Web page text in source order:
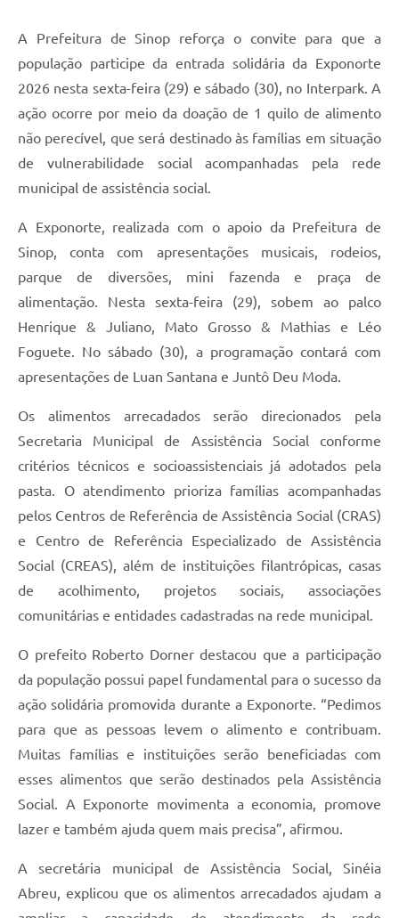
A Prefeitura de Sinop reforça o convite para que a
população participe da entrada solidária da Exponorte
2026 nesta sexta-feira (29) e sábado (30), no Interpark. A
ação ocorre por meio da doação de 1 quilo de alimento
não perecível, que será destinado às famílias em situação
de vulnerabilidade social acompanhadas pela rede
municipal de assistência social.
A Exponorte, realizada com o apoio da Prefeitura de
Sinop, conta com apresentações musicais, rodeios,
parque de diversões, mini fazenda e praça de
alimentação. Nesta sexta-feira (29), sobem ao palco
Henrique & Juliano, Mato Grosso & Mathias e Léo
Foguete. No sábado (30), a programação contará com
apresentações de Luan Santana e Juntô Deu Moda.
Os alimentos arrecadados serão direcionados pela
Secretaria Municipal de Assistência Social conforme
critérios técnicos e socioassistenciais já adotados pela
pasta. O atendimento prioriza famílias acompanhadas
pelos Centros de Referência de Assistência Social (CRAS)
e Centro de Referência Especializado de Assistência
Social (CREAS), além de instituições filantrópicas, casas
de acolhimento, projetos sociais, associações
comunitárias e entidades cadastradas na rede municipal.
O prefeito Roberto Dorner destacou que a participação
da população possui papel fundamental para o sucesso da
ação solidária promovida durante a Exponorte. “Pedimos
para que as pessoas levem o alimento e contribuam.
Muitas famílias e instituições serão beneficiadas com
esses alimentos que serão destinados pela Assistência
Social. A Exponorte movimenta a economia, promove
lazer e também ajuda quem mais precisa”, afirmou.
A secretária municipal de Assistência Social, Sinéia
Abreu, explicou que os alimentos arrecadados ajudam a